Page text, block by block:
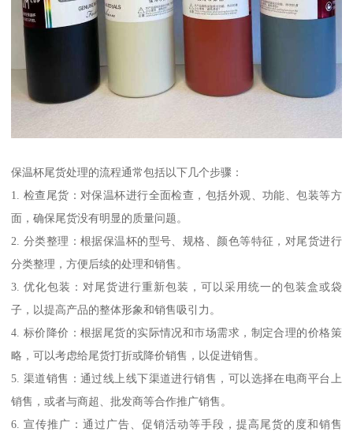
保温杯尾货处理的流程通常包括以下几个步骤：
1. 检查尾货：对保温杯进行全面检查，包括外观、功能、包装等方
面，确保尾货没有明显的质量问题。
2. 分类整理：根据保温杯的型号、规格、颜色等特征，对尾货进行
分类整理，方便后续的处理和销售。
3. 优化包装：对尾货进行重新包装，可以采用统一的包装盒或袋
子，以提高产品的整体形象和销售吸引力。
4. 标价降价：根据尾货的实际情况和市场需求，制定合理的价格策
略，可以考虑给尾货打折或降价销售，以促进销售。
5. 渠道销售：通过线上线下渠道进行销售，可以选择在电商平台上
销售，或者与商超、批发商等合作推广销售。
6. 宣传推广：通过广告、促销活动等手段，提高尾货的度和销售